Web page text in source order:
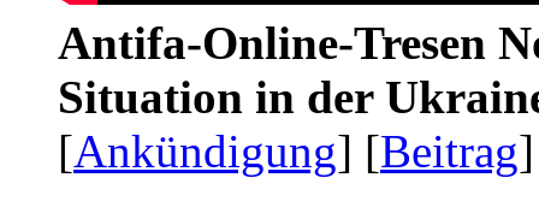
Antifa-Online-Tresen
Situation in der
[Ankündigung] [Beitrag